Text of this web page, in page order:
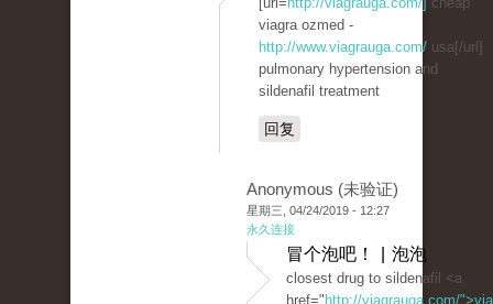
viagra ozmed -
http://www.viagrauga.com/ usa[/url]
pulmonary hypertension and
sildenafil treatment
回复
Anonymous (未验证)
星期三, 04/24/2019 - 12:27
永久连接
冒个泡吧！ | 泡泡
closest drug to sildenafil <a
href=" http://viagrauga.com/